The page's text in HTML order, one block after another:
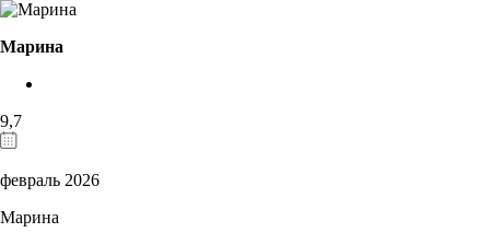
Марина
9,7
февраль 2026
Марина